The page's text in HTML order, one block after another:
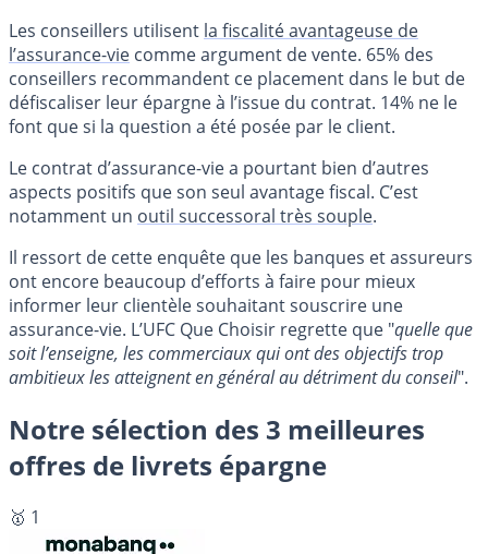
Les conseillers utilisent la fiscalité avantageuse de
l’assurance-vie comme argument de vente. 65% des
conseillers recommandent ce placement dans le but de
défiscaliser leur épargne à l’issue du contrat. 14% ne le
font que si la question a été posée par le client.
Le contrat d’assurance-vie a pourtant bien d’autres
aspects positifs que son seul avantage fiscal. C’est
notamment un outil successoral très souple.
Il ressort de cette enquête que les banques et assureurs
ont encore beaucoup d’efforts à faire pour mieux
informer leur clientèle souhaitant souscrire une
assurance-vie. L’UFC Que Choisir regrette que "quelle que
soit l’enseigne, les commerciaux qui ont des objectifs trop
ambitieux les atteignent en général au détriment du conseil".
Notre sélection des 3 meilleures
offres de livrets épargne
🥇 1